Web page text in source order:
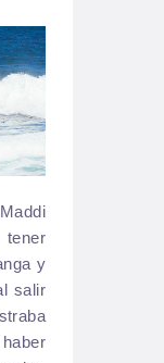
tener
y
salir